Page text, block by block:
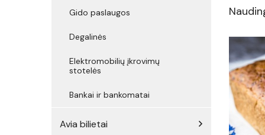
Gido paslaugos
Degalinės
Elektromobilių įkrovimų
stotelės
Bankai ir bankomatai
Avia bilietai